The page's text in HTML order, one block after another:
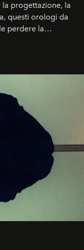
la progettazione, la
questi orologi da
perdere la
così